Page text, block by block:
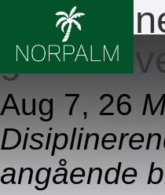
Billig
gratis
Aug 7, 26
angående